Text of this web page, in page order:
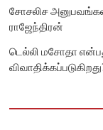
சோசலிச
ராஜேந்திரன்
டெல்லி மசோதா